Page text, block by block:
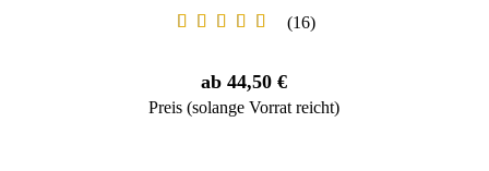
16
ab 44,50 €
Preis (solange Vorrat reicht)